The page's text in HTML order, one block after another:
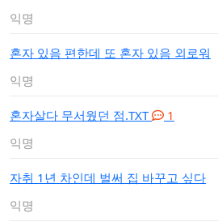
익명
혼자 있음 편한데 또 혼자 있음 외로워
익명
혼자살다 무서웠던 점.TXT
1
익명
자취 1년 차인데 벌써 집 바꾸고 싶다
익명